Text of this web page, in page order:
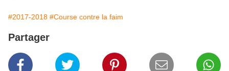
#2017-2018 #Course contre la faim
Partager